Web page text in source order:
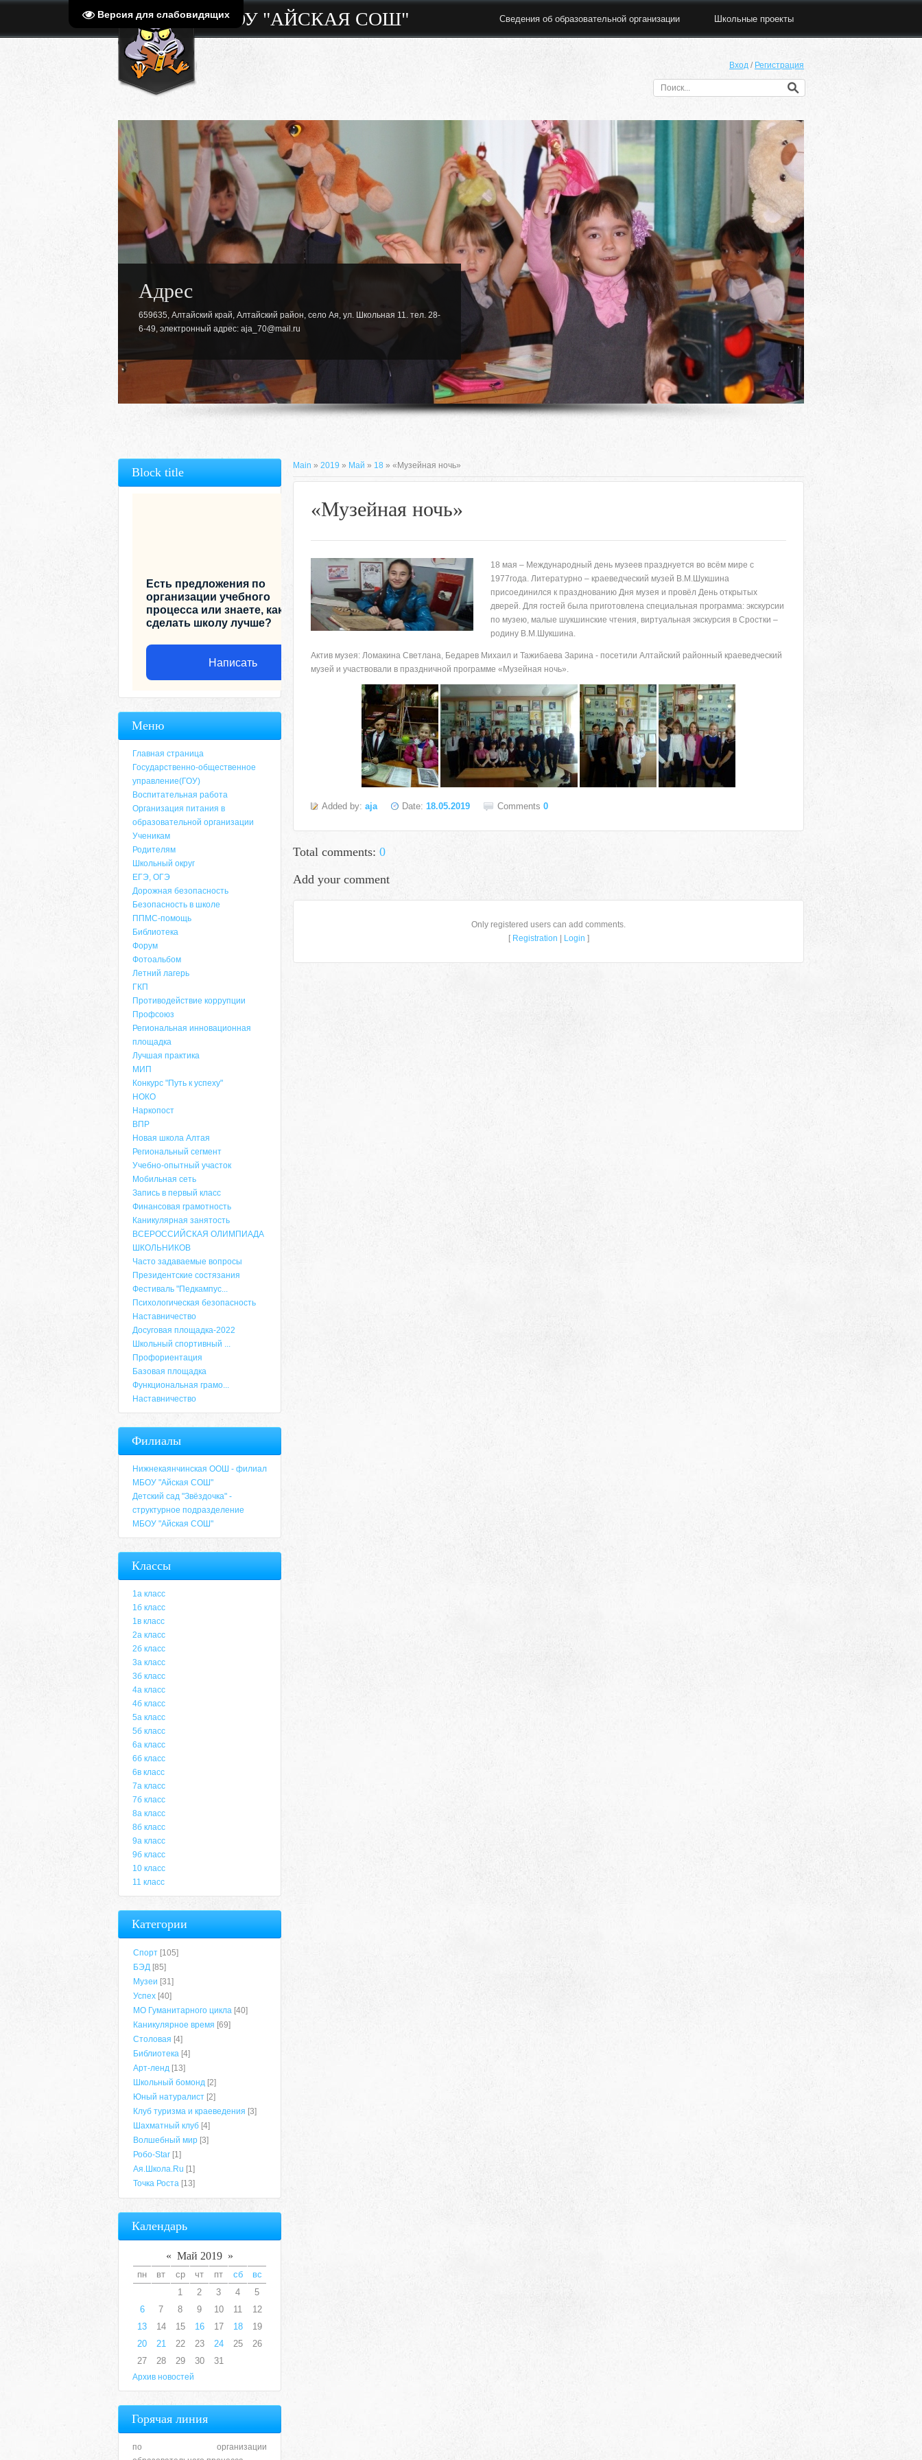
Версия для слабовидящихМБОУ "АЙСКАЯ СОШ" Сведения об образовательной организации Школьные проекты
Вход / Регистрация
Адрес
659635, Алтайский край, Алтайский район, село Ая, ул. Школьная 11. тел. 28-
6-49, электронный адрес: aja_70@mail.ru
Адрес
659635, Алтайский край, Алтайский район, село Ая, ул. Школьная 11. тел. 28-
6-49, электронный адрес: aja_70@mail.ru
Адрес
659635, Алтайский край, Алтайский район, село Ая, ул. Школьная 11. тел. 28-
6-49, электронный адрес: aja_70@mail.ru
6-49, электронный адрес: aja_70@mail.ru
Адрес
Main » 2019 » Май » 18 » «Музейная ночь»
«Музейная ночь»
18 мая – Международный день музеев празднуется во всём мире с
1977года. Литературно – краеведческий музей В.М.Шукшина
присоединился к празднованию Дня музея и провёл День открытых
дверей. Для гостей была приготовлена специальная программа: экскурсии
по музею, малые шукшинские чтения, виртуальная экскурсия в Сростки –
родину В.М.Шукшина.
Актив музея: Ломакина Светлана, Бедарев Михаил и Тажибаева Зарина - посетили Алтайский районный краеведческий
музей и участвовали в праздничной программе «Музейная ночь».
Added by: aja Date: 18.05.2019 Comments 0
Total comments: 0
Add your comment
Only registered users can add comments.
[ Registration Login ]
Block title
Есть предложения по
организации учебного
процесса или знаете, как
сделать школу лучше?
Написать
Меню
Главная страница
Государственно-общественное
управление(ГОУ)
Воспитательная работа
Организация питания в
образовательной организации
Ученикам
Родителям
Школьный округ
ЕГЭ, ОГЭ
Дорожная безопасность
Безопасность в школе
ППМС-помощь
Библиотека
Форум
Фотоальбом
Летний лагерь
ГКП
Противодействие коррупции
Профсоюз
Региональная инновационная
площадка
Лучшая практика
МИП
Конкурс "Путь к успеху"
НОКО
Наркопост
ВПР
Новая школа Алтая
Региональный сегмент
Учебно-опытный участок
Мобильная сеть
Запись в первый класс
Финансовая грамотность
Каникулярная занятость
ВСЕРОССИЙСКАЯ ОЛИМПИАДА
ШКОЛЬНИКОВ
Часто задаваемые вопросы
Президентские состязания
Фестиваль "Педкампус...
Психологическая безопасность
Наставничество
Досуговая площадка-2022
Школьный спортивный ...
Профориентация
Базовая площадка
Функциональная грамо...
Наставничество
Филиалы
Нижнекаянчинская ООШ - филиал
МБОУ "Айская СОШ"
Детский сад "Звёздочка" -
структурное подразделение
МБОУ "Айская СОШ"
Классы
1а класс
1б класс
1в класс
2а класс
2б класс
3а класс
3б класс
4а класс
4б класс
5а класс
5б класс
6а класс
6б класс
6в класс
7а класс
7б класс
8а класс
8б класс
9а класс
9б класс
10 класс
11 класс
Категории
Спорт [105]
БЭД [85]
Музеи [31]
Успех [40]
МО Гуманитарного цикла [40]
Каникулярное время [69]
Столовая [4]
Библиотека [4]
Арт-ленд [13]
Школьный бомонд [2]
Юный натуралист [2]
Клуб туризма и краеведения [3]
Шахматный клуб [4]
Волшебный мир [3]
Робо-Star [1]
Ая.Школа.Ru [1]
Точка Роста [13]
Календарь
« Май 2019 »
пн вт ср чт пт сб
вс
1
2 3 4
5
6
7 8 9 10 11
12
13
14 15 16 17 18
19
20
21 22 23 24 25
26
27
28 29 30 31
Архив новостей
Горячая линия
по организации